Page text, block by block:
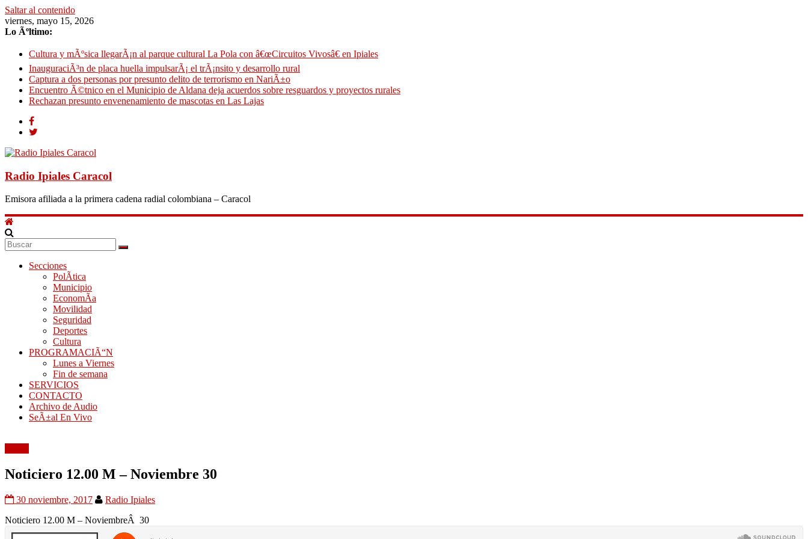
Saltar al contenido
viernes, mayo 15, 2026
Lo Ãºltimo:
Cultura y mÃºsica llegarÃ¡n al parque cultural La Pola con â€œCircuitos Vivosâ€ en Ipiales
InauguraciÃ³n de placa huella impulsarÃ¡ el trÃ¡nsito y desarrollo rural
Captura a dos personas por presunto delito de terrorismo en NariÃ±o
Encuentro Ã©tnico en el Municipio de Aldana deja acuerdos sobre resguardos y proyectos rurales
Rechazan presunto envenenamiento de mascotas en Las Lajas
Radio Ipiales Caracol
Emisora afiliada a la primera cadena radial colombiana – Caracol
Secciones
PolÃ­tica
Municipio
EconomÃ­a
Movilidad
Seguridad
Deportes
Cultura
PROGRAMACIÃ“N
Lunes a Viernes
Fin de semana
SERVICIOS
CONTACTO
Archivo de Audio
SeÃ±al En Vivo
Noticiero 12.00 M – Noviembre 30
30 noviembre, 2017
Radio Ipiales
Noticiero 12.00 M – NoviembreÂ 30